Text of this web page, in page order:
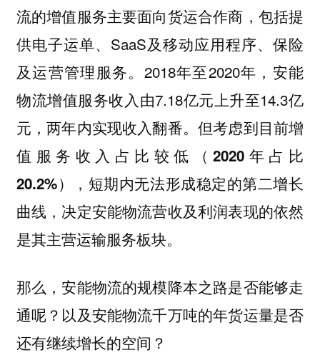
流的增值服务主要面向货运合作商，包括提
供电子运单、SaaS及移动应用程序、保险
及运营管理服务。2018年至2020年，安能
物流增值服务收入由7.18亿元上升至14.3亿
元，两年内实现收入翻番。但考虑到目前增
值服务收入占比较低（2020年占比
20.2%），短期内无法形成稳定的第二增长
曲线，决定安能物流营收及利润表现的依然
是其主营运输服务板块。
那么，安能物流的规模降本之路是否能够走
通呢？以及安能物流千万吨的年货运量是否
还有继续增长的空间？